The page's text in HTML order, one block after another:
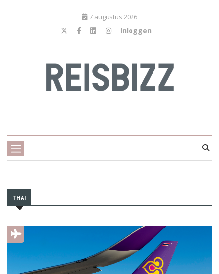
7 augustus 2026
Inloggen
THAI